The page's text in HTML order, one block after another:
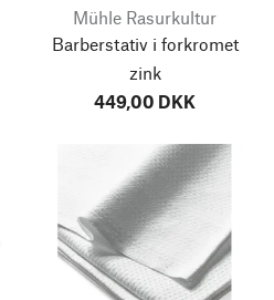
Mühle Rasurkultur
Barberstativ i forkromet
zink
449,00 DKK